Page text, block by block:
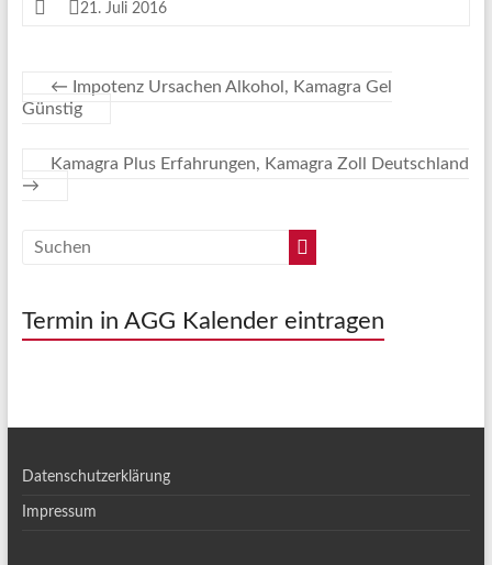
21. Juli 2016
← Impotenz Ursachen Alkohol, Kamagra Gel
Günstig
Kamagra Plus Erfahrungen, Kamagra Zoll Deutschland
→
Termin in AGG Kalender eintragen
Datenschutzerklärung
Impressum